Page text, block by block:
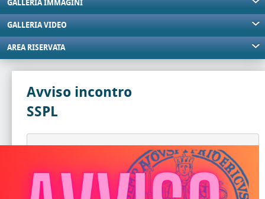
GALLERIA IMMAGINI
GALLERIA VIDEO
AREA RISERVATA
Avviso incontro
SSPL